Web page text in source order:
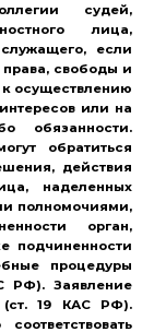
судей,
лица,
если
свободы и
осуществлению
или на
обязанности.
обратиться
действия
наделенных
полномочиями,
орган,
подчиненности
процедуры
РФ). Заявление
(ст. 19 КАС РФ).